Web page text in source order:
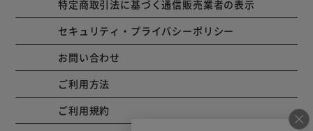
特定商取引法に基づく通信販売業者の表示
セキュリティ・プライバシーポリシー
お問い合わせ
ご利用方法
ご利用規約